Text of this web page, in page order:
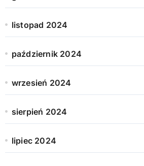
listopad 2024
październik 2024
wrzesień 2024
sierpień 2024
lipiec 2024